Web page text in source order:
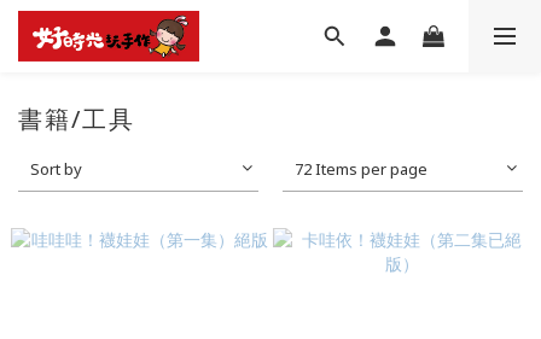
書籍/工具
Sort by 72 Items per page